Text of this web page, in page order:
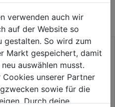
verwenden auch wir
auf der Website so
gestalten. So wird zum
Markt gespeichert, damit
auswählen musst.
unserer Partner
sowie für die
Durch deine